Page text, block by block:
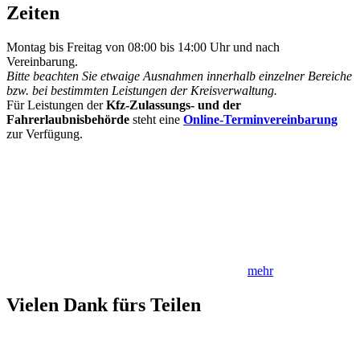
Zeiten
Montag bis Freitag von 08:00 bis 14:00 Uhr und nach
Vereinbarung.
Bitte beachten Sie etwaige Ausnahmen innerhalb einzelner Bereiche
bzw. bei bestimmten Leistungen der Kreisverwaltung.
Für Leistungen derKfz-Zulassungs- und der
Fahrerlaubnisbehörde steht eine Online-Terminvereinbarung
zur Verfügung.
mehr
Vielen Dank fürs Teilen